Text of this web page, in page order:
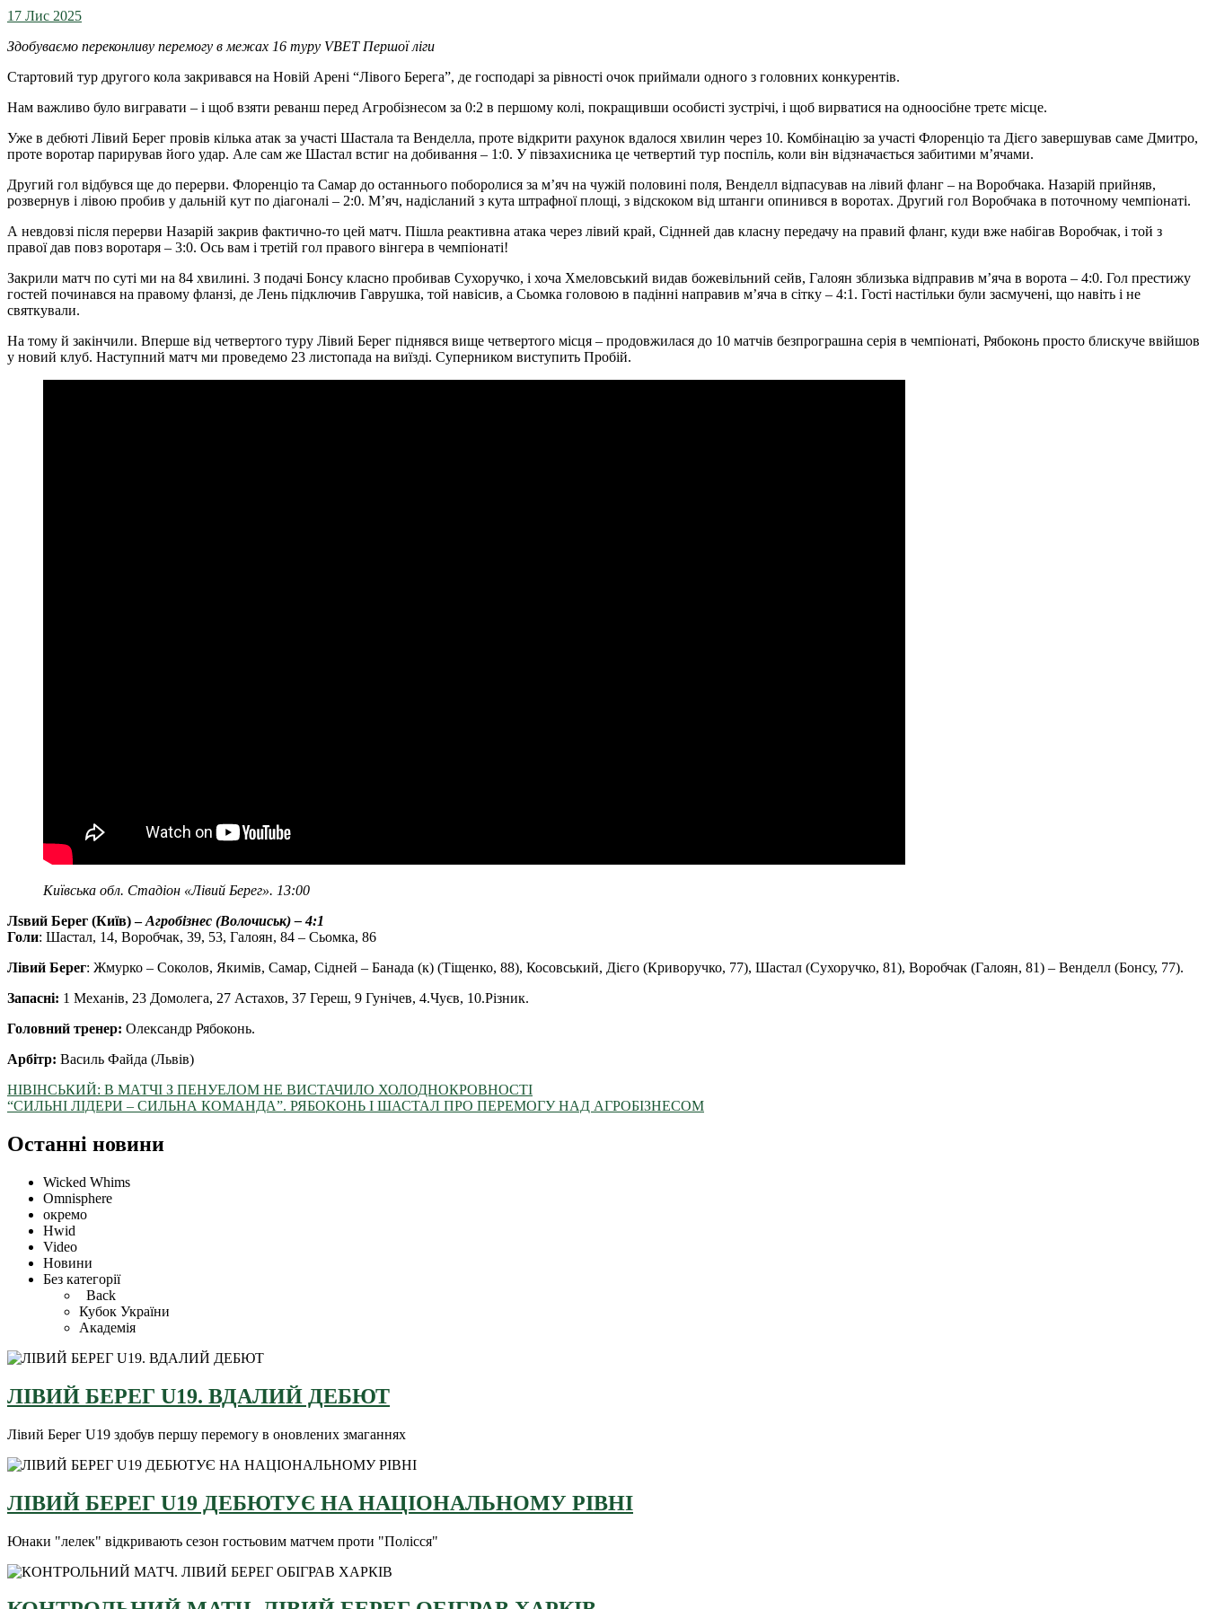
17 Лис 2025
Здобуваємо переконливу перемогу в межах 16 туру VBET Першої ліги
Стартовий тур другого кола закривався на Новій Арені “Лівого Берега”, де господарі за рівності очок приймали одного з головних конкурентів.
Нам важливо було вигравати – і щоб взяти реванш перед Агробізнесом за 0:2 в першому колі, покращивши особисті зустрічі, і щоб вирватися на одноосібне третє місце.
Уже в дебюті Лівий Берег провів кілька атак за участі Шастала та Венделла, проте відкрити рахунок вдалося хвилин через 10. Комбінацію за участі Флоренціо та Дієго завершував саме Дмитро,
проте воротар парирував його удар. Але сам же Шастал встиг на добивання – 1:0. У півзахисника це четвертий тур поспіль, коли він відзначається забитими м’ячами.
Другий гол відбувся ще до перерви. Флоренціо та Самар до останнього поборолися за м’яч на чужій половині поля, Венделл відпасував на лівий фланг – на Воробчака. Назарій прийняв,
розвернув і лівою пробив у дальній кут по діагоналі – 2:0. М’яч, надісланий з кута штрафної площі, з відскоком від штанги опинився в воротах. Другий гол Воробчака в поточному чемпіонаті.
А невдовзі після перерви Назарій закрив фактично-то цей матч. Пішла реактивна атака через лівий край, Сіднней дав класну передачу на правий фланг, куди вже набігав Воробчак, і той з
правої дав повз воротаря – 3:0. Ось вам і третій гол правого вінгера в чемпіонаті!
Закрили матч по суті ми на 84 хвилині. З подачі Бонсу класно пробивав Сухоручко, і хоча Хмеловський видав божевільний сейв, Галоян зблизька відправив м’яча в ворота – 4:0. Гол престижу
гостей починався на правому фланзі, де Лень підключив Гаврушка, той навісив, а Сьомка головою в падінні направив м’яча в сітку – 4:1. Гості настільки були засмучені, що навіть і не
святкували.
На тому й закінчили. Вперше від четвертого туру Лівий Берег піднявся вище четвертого місця – продовжилася до 10 матчів безпрограшна серія в чемпіонаті, Рябоконь просто блискуче ввійшов
у новий клуб. Наступний матч ми проведемо 23 листопада на виїзді. Суперником виступить Пробій.
Київська обл. Стадіон «Лівий Берег». 13:00
Лsвий Берег (Київ) –Агробізнес (Волочиськ) – 4:1
Голи: Шастал, 14, Воробчак, 39, 53, Галоян, 84 – Сьомка, 86
Лівий Берег: Жмурко – Соколов, Якимів, Самар, Сідней – Банада (к) (Тіщенко, 88), Косовський, Дієго (Криворучко, 77), Шастал (Сухоручко, 81), Воробчак (Галоян, 81) – Венделл (Бонсу, 77).
Запасні: 1 Механів, 23 Домолега, 27 Астахов, 37 Гереш, 9 Гунічев, 4.Чуєв, 10.Різник.
Головний тренер: Олександр Рябоконь.
Арбітр: Василь Файда (Львів)
НІВІНСЬКИЙ: В МАТЧІ З ПЕНУЕЛОМ НЕ ВИСТАЧИЛО ХОЛОДНОКРОВНОСТІ
“СИЛЬНІ ЛІДЕРИ – СИЛЬНА КОМАНДА”. РЯБОКОНЬ І ШАСТАЛ ПРО ПЕРЕМОГУ НАД АГРОБІЗНЕСОМ
Останні новини
Wicked Whims
Omnisphere
окремо
Hwid
Video
Новини
Без категорії
Back
Кубок України
Академія
ЛІВИЙ БЕРЕГ U19. ВДАЛИЙ ДЕБЮТ
Лівий Берег U19 здобув першу перемогу в оновлених змаганнях
ЛІВИЙ БЕРЕГ U19 ДЕБЮТУЄ НА НАЦІОНАЛЬНОМУ РІВНІ
Юнаки "лелек" відкривають сезон гостьовим матчем проти "Полісся"